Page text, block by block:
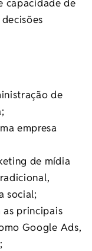
capacidade de
de
empresa
de mídia
social;
as principais
Google Ads,